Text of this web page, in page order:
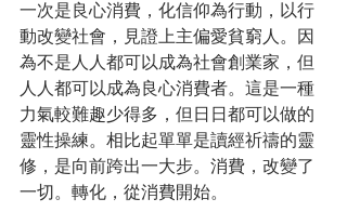
一次是良心消費，化信仰為行動，以行
動改變社會，見證上主偏愛貧窮人。因
為不是人人都可以成為社會創業家，但
人人都可以成為良心消費者。這是一種
力氣較難趣少得多，但日日都可以做的
靈性操練。相比起單單是讀經祈禱的靈
修，是向前跨出一大步。消費，改變了
一切。轉化，從消費開始。